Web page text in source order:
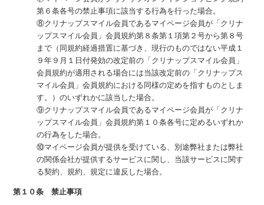
第６条各号の禁止事項に該当する行為を行った場合。
⑧クリナップスマイル会員であるマイページ会員が「クリナ
ップスマイル会員」会員規約第８条第１項第２号から第８号
まで（同規約経過措置に基づき、現行のものではない平成１
９年９月１日付発効の改定前の「クリナップスマイル会員」
会員規約が適用される場合には当該改定前の「クリナップス
マイル会員」会員規約における同様の定めを指すものとしま
す。）のいずれかに該当した場合。
⑨クリナップスマイル会員であるマイページ会員が「クリナ
ップスマイル会員」会員規約第１０条各号に定めるいずれか
の行為をした場合。
⑩マイページ会員が提供を受けている、別途弊社または弊社
の関係会社が提供するサービスに関し、当該サービスに関す
る契約、規約、規定に違反した場合。
第１０条 禁止事項